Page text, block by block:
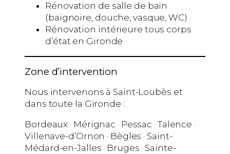
Rénovation de salle de bain
(baignoire, douche, vasque, WC)
Rénovation intérieure tous corps
d’état en Gironde
Zone d’intervention
Nous intervenons à Saint-Loubès et
dans toute la Gironde :
Bordeaux · Mérignac · Pessac · Talence ·
Villenave-d’Ornon · Bègles · Saint-
Médard-en-Jalles · Bruges · Sainte-